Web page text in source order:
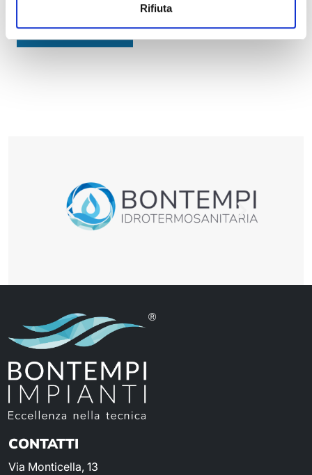
Rifiuta
CONTATTACI
CONTATTI
Via Monticella, 13